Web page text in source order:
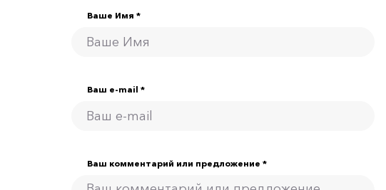
Ваше Имя *
Ваш e-mail *
Ваш комментарий или предложение *